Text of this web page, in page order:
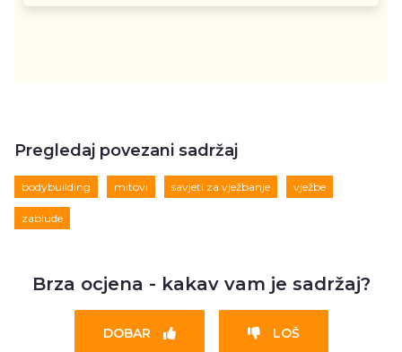
Pregledaj povezani sadržaj
bodybuilding mitovi savjeti za vježbanje vježbe
zablude
Brza ocjena - kakav vam je sadržaj?
DOBAR LOŠ